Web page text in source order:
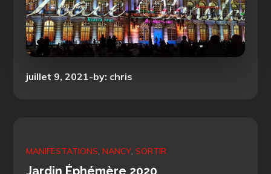
Posted
juillet 9, 2021 by: chris
MANIFESTATIONS NANCY SORTIR
Jardin Éphémère 2020